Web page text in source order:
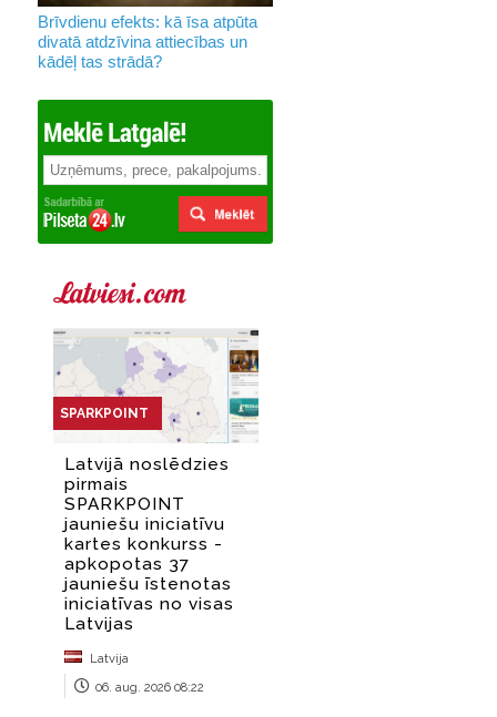
Brīvdienu efekts: kā īsa atpūta
divatā atdzīvina attiecības un
kādēļ tas strādā?